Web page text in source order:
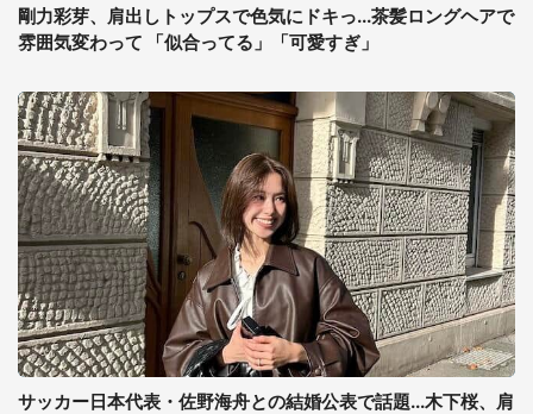
剛力彩芽、肩出しトップスで色気にドキっ...茶髪ロングヘアで
雰囲気変わって 「似合ってる」「可愛すぎ」
サッカー日本代表・佐野海舟との結婚公表で話題...木下桜、肩